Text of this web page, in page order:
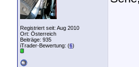
Registriert seit: Aug 2010
Ort: Österreich
Beiträge: 935
iTrader-Bewertung: (6)